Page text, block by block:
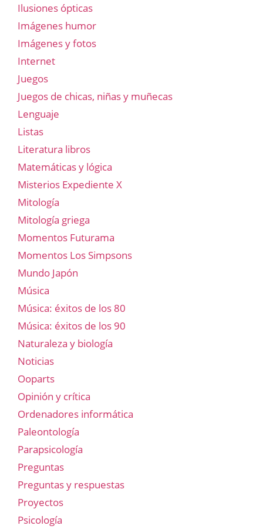
Ilusiones ópticas
Imágenes humor
Imágenes y fotos
Internet
Juegos
Juegos de chicas, niñas y muñecas
Lenguaje
Listas
Literatura libros
Matemáticas y lógica
Misterios Expediente X
Mitología
Mitología griega
Momentos Futurama
Momentos Los Simpsons
Mundo Japón
Música
Música: éxitos de los 80
Música: éxitos de los 90
Naturaleza y biología
Noticias
Ooparts
Opinión y crítica
Ordenadores informática
Paleontología
Parapsicología
Preguntas
Preguntas y respuestas
Proyectos
Psicología